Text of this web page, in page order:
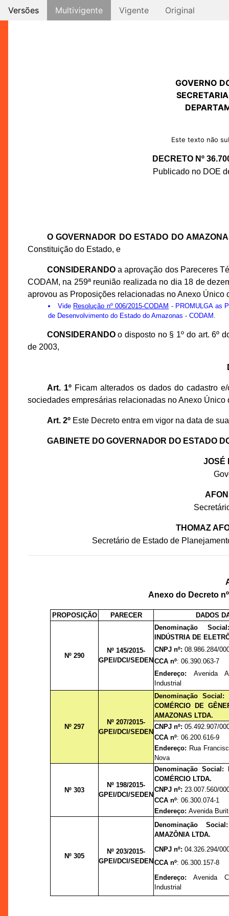
Versões Multivigente Vigente Original
GOVERNO
Este texto não
DECRETO Nº
Publicado no DOE
O GOVERNADOR DO ESTADO DO
Constituição do Estado, e
CONSIDERANDOa aprovação dos Pareceres
CODAM, na 259ª reunião realizada no dia 18 de
aprovou as Proposições relacionadas no Anexo Único
Vide Resolução nº 006/2015-CODAM - PROMULGA as
de Desenvolvimento do Estado do Amazonas - CODAM.
CONSIDERANDOo disposto no § 1º do art. 6º
de 2003,
Art. 1ºFicam alterados os dados do cadastro
sociedades empresárias relacionadas no Anexo Único
Art. 2ºEste Decreto entra em vigor na data de
GABINETE DO GOVERNADOR DO ESTADO
JOSÉ
THOMAZ
Secretário de Estado de
Anexo do Decreto
PROPOSIÇÃO PARECER DADOS
Nº 290
Nº 145/2015-
GPEI/DCI/SEDEN
Denominação
INDÚSTRIA DE
CNPJ nº:08.986.284/
CCA nº: 06.390.063-7
Endereço:Avenida
Industrial
Nº 297
Nº 207/2015-
GPEI/DCI/SEDEN
Denominação Social:
COMÉRCIO DE
AMAZONAS LTDA.
CNPJ nº:05.492.907/
CCA nº: 06.200.616-9
Endereço: Rua
Nova
Nº 303
Nº 198/2015-
GPEI/DCI/SEDEN
Denominação Social:
COMÉRCIO LTDA.
CNPJ nº:23.007.560/
CCA nº: 06.300.074-1
Endereço:Avenida
Nº 305
Nº 203/2015-
GPEI/DCI/SEDEN
Denominação
AMAZÔNIA LTDA.
CNPJ nº:04.326.294/
CCA nº: 06.300.157-8
Endereço:Avenida
Industrial